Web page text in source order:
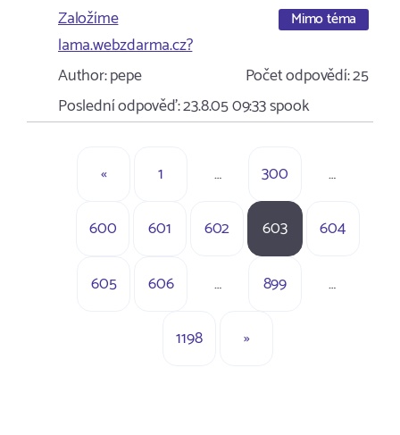
Založíme
lama.webzdarma.cz?
Mimo téma
Author:pepe Počet odpovědí:25
Poslední odpověď:23.8.05 09:33spook
« 1 … 300 …
600 601 602 603 604
605 606 … 899 …
1198 »